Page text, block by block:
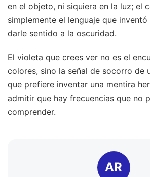
en el objeto, ni siquiera en la luz; el
simplemente el lenguaje que
darle sentido a la oscuridad.
El violeta que crees ver no es el
colores, sino la señal de socorro de
que prefiere inventar una mentira
admitir que hay frecuencias que no
comprender.
AR